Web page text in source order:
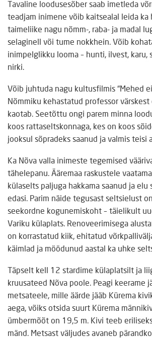
Tavaline loodusesõber saab imetleda
teadjam inimene võib kaitsealal leida ka
taimeliike nagu nõmm-, raba- ja madal
selaginell või tume nokkhein. Võib
inimpelglikku looma – hunti, ilvest, karu,
nirki.
Võib juhtuda nagu kultusfilmis “Mehed
Nõmmiku kehastatud professor
kaotab. Seetõttu ongi parem minna
koos rattaseltskonnaga, kes on koos
jooksul sõpradeks saanud ja valmis teisi
Ka Nõva valla inimeste tegemised
tähelepanu. Ääremaa raskustele
külaselts paljuga hakkama saanud ja elu
edasi. Parim näide tegusast seltsielust
seekordne kogunemiskoht – täielikult
Variku külaplats. Renoveerimisega
on korrastatud kiik, ehitatud
käimlad ja möödunud aastal ka uhke
Täpselt kell 12 stardime külaplatsilt ja
kruusateed Nõva poole. Peagi keerame
metsateele, mille äärde jääb Kürema
aega, võiks otsida suurt Kürema
ümbermõõt on 19,5 m. Kivi teeb
mänd. Metsast väljudes avaneb